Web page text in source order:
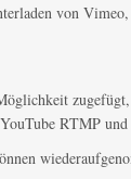
von
RTMP und